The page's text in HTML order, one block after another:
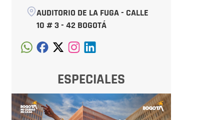
AUDITORIO DE LA FUGA - CALLE
10 # 3 - 42 BOGOTÁ
ESPECIALES